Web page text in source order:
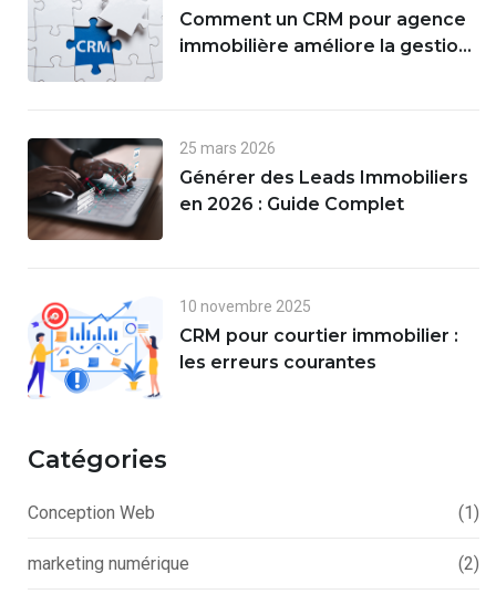
Comment un CRM pour agence
immobilière améliore la gestion
25 mars 2026
Générer des Leads Immobiliers
en 2026 : Guide Complet
10 novembre 2025
CRM pour courtier immobilier :
les erreurs courantes
Catégories
Conception Web (1)
marketing numérique (2)